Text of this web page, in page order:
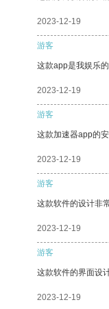
2023-12-19
游客
这款app是我娱乐
2023-12-19
游客
这款加速器app的
2023-12-19
游客
这款软件的设计非
2023-12-19
游客
这款软件的界面设
2023-12-19